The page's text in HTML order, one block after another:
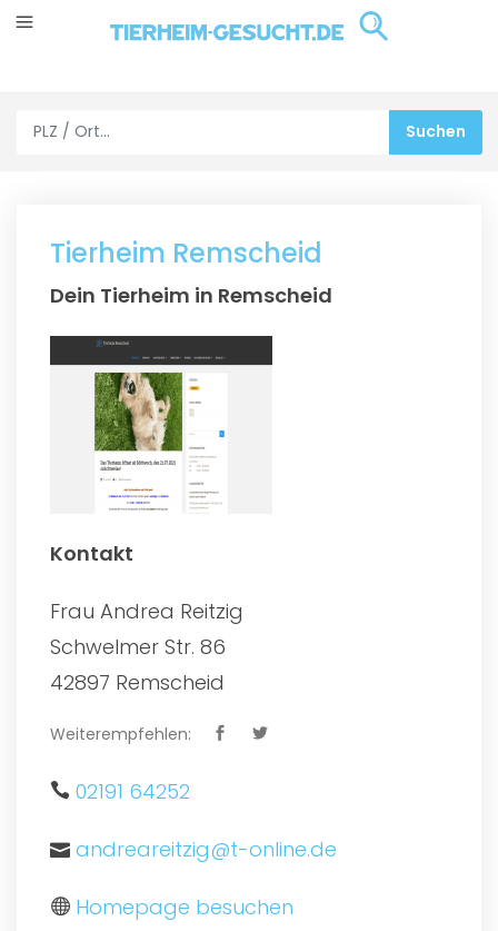
Tierheim Remscheid
Dein Tierheim in Remscheid
Kontakt
Frau Andrea Reitzig
Schwelmer Str. 86
42897 Remscheid
Weiterempfehlen:
02191 64252
andreareitzig@t-online.de
Homepage besuchen